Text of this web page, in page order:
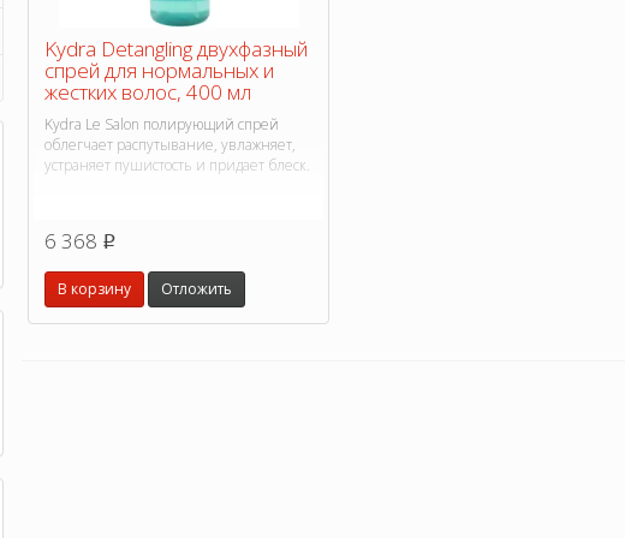
Kydra Detangling двухфазный
спрей для нормальных и
жестких волос, 400 мл
Kydra Le Salon полирующий спрей
облегчает распутывание, увлажняет,
устраняет пушистость и придает блеск.
6 368 p
В корзину Отложить